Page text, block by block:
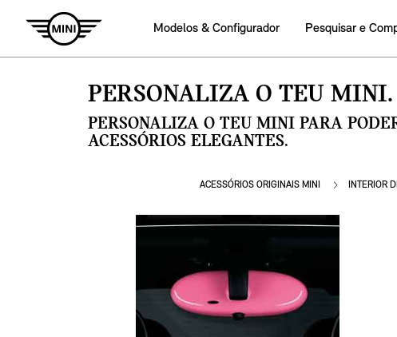
Modelos & Configurador Pesquisar e
PERSONALIZA O TEU MINI.
PERSONALIZA O TEU MINI PARA
ACESSÓRIOS ELEGANTES.
ACESSÓRIOS ORIGINAIS MINI INTERIOR